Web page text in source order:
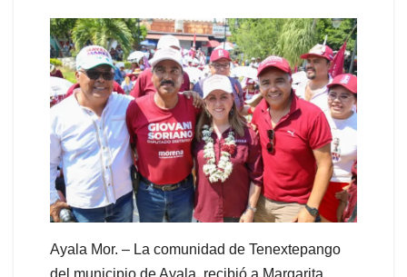
Ayala Mor. – La comunidad de Tenextepango